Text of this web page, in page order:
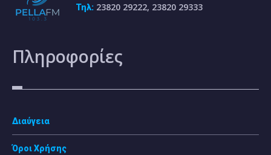
Τηλ: 23820 29222, 23820 29333
Πληροφορίες
Διαύγεια
Όροι Χρήσης